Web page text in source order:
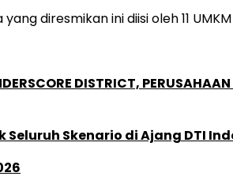
diresmikan ini diisi oleh 11
DISTRICT,
Skenario di Ajang DTI